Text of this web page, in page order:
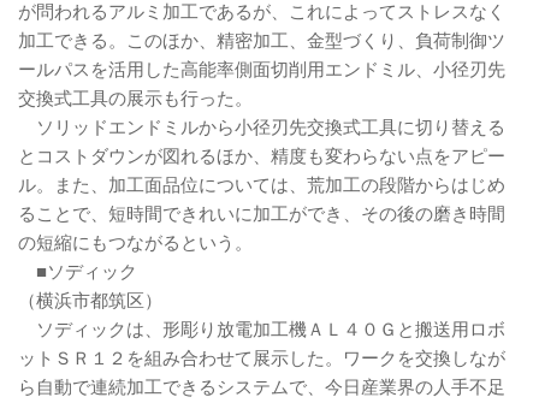
が問われるアルミ加工であるが、これによってストレスなく
加工できる。このほか、精密加工、金型づくり、負荷制御ツ
ールパスを活用した高能率側面切削用エンドミル、小径刃先
交換式工具の展示も行った。
ソリッドエンドミルから小径刃先交換式工具に切り替える
とコストダウンが図れるほか、精度も変わらない点をアピー
ル。また、加工面品位については、荒加工の段階からはじめ
ることで、短時間できれいに加工ができ、その後の磨き時間
の短縮にもつながるという。
■ソディック
（横浜市都筑区）
ソディックは、形彫り放電加工機ＡＬ４０Ｇと搬送用ロボ
ットＳＲ１２を組み合わせて展示した。ワークを交換しなが
ら自動で連続加工できるシステムで、今日産業界の人手不足